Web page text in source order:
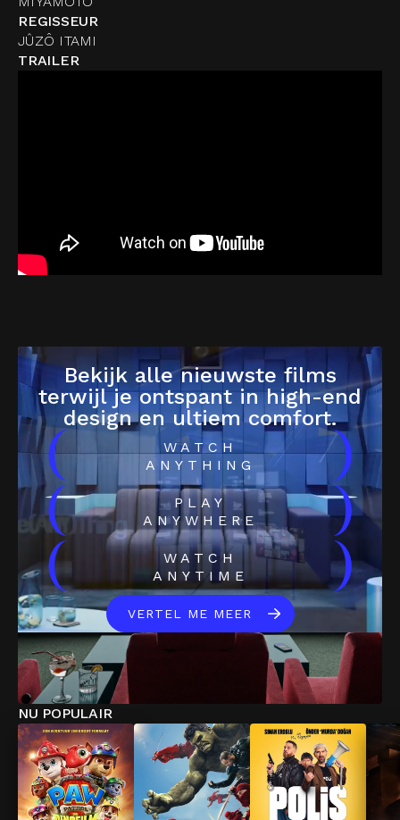
REGISSEUR
JÛZÔ ITAMI
TRAILER
Bekijk alle nieuwste films
terwijl je ontspant in high-end
design en ultiem comfort.
(
WATCH
ANYTHING
)
(
PLAY
ANYWHERE
)
(
WATCH
ANYTIME
)
VERTEL ME MEER
NU POPULAIR